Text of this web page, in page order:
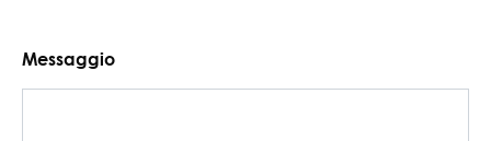
Messaggio